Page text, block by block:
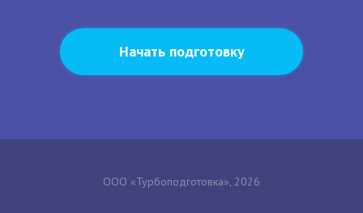
Начать подготовку
ООО «Турбоподготовка», 2026